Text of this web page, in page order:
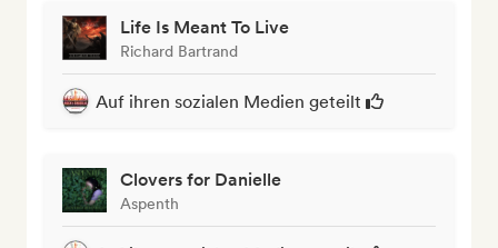
Life Is Meant To Live
Richard Bartrand
Auf ihren sozialen Medien geteilt
Clovers for Danielle
Aspenth